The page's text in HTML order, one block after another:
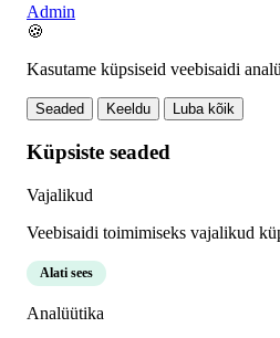
Admin
🍪
Kasutame küpsiseid veebisaidi
Seaded Keeldu Luba kõik
Küpsiste seaded
Vajalikud
Veebisaidi toimimiseks vajalikud
Alati sees
Analüütika